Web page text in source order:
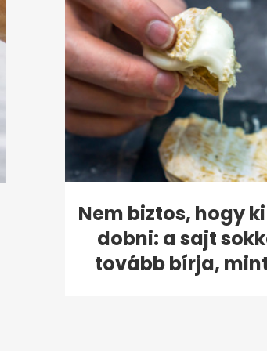
Nem biztos, hogy
dobni: a sajt
tovább bírja,